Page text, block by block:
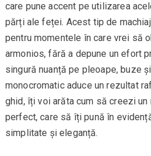
care pune accent pe utilizarea
părți ale feței. Acest tip de
pentru momentele în care vrei să
armonios, fără a depune un efort
singură nuanță pe pleoape, buze
monocromatic aduce un rezultat
ghid, îți voi arăta cum să creezi un
perfect, care să îți pună în
simplitate și eleganță.